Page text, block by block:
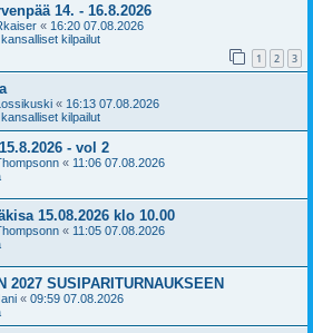
14. - 16.8.2026
« 16:20 07.08.2026
kilpailut
1 2 3
« 16:13 07.08.2026
kilpailut
- vol 2
« 11:06 07.08.2026
15.08.2026 klo 10.00
« 11:05 07.08.2026
2027 SUSIPARITURNAUKSEEN
« 09:59 07.08.2026